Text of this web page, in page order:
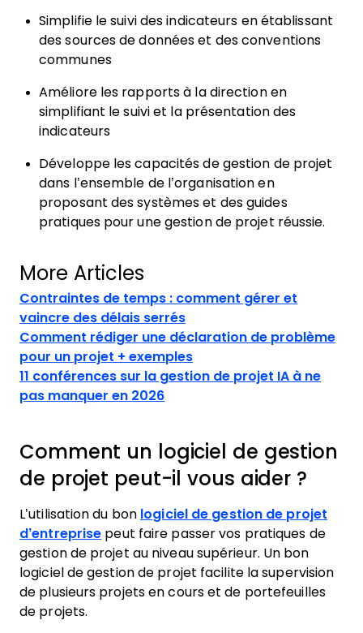
Simplifie le suivi des indicateurs en établissant
des sources de données et des conventions
communes
Améliore les rapports à la direction en
simplifiant le suivi et la présentation des
indicateurs
Développe les capacités de gestion de projet
dans l’ensemble de l’organisation en
proposant des systèmes et des guides
pratiques pour une gestion de projet réussie.
More Articles
Contraintes de temps : comment gérer et
vaincre des délais serrés
Comment rédiger une déclaration de problème
pour un projet + exemples
11 conférences sur la gestion de projet IA à ne
pas manquer en 2026
Comment un logiciel de gestion
de projet peut-il vous aider ?
L’utilisation du bon logiciel de gestion de projet
d’entreprise peut faire passer vos pratiques de
gestion de projet au niveau supérieur. Un bon
logiciel de gestion de projet facilite la supervision
de plusieurs projets en cours et de portefeuilles
de projets.